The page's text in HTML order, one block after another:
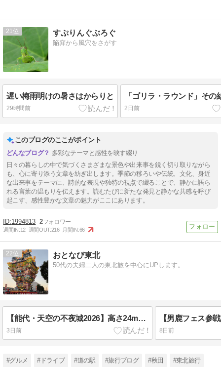
21 すぷりんぐぶろぐ
陥穽から風穴をさがす
遅い梅雨明けの暑さはからりと
29時間前
「ゴリラ・ラウンド」そ
2日前
このブログのここがポイント
多彩なテーマと感性を映す綴り
日々の暮らしの中で気づくさまざまな景色や出来事を鋭く切り取りながら
も、心に寄り添う文章を紡ぎ出します。季節の移ろいや伝統、文化、身近
な出来事をテーマに、詩的な表現や独特の視点で綴ることで、静かに語ら
れる言葉の温もりを伝えます。読むたびに新たな発見と静かな共感を呼び
起こす、感性豊かな文章の魅力がここにあります。
1994813 2
週間IN:12 週間OUT:216 月間IN:66
22 おとなび東北
50代の夫婦二人の東北旅を中心にUPします。
【能代・天空の不夜城2026】高さ24mの巨大灯籠に妻と絶句。竿燈まつりとはまったく違う、秋田のもう一つの夏
3日前 8日前
#グルメ #ドライブ #道の駅 #旅行ブログ #秋田 #東北旅行